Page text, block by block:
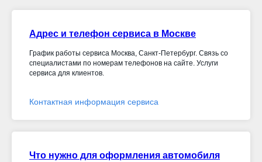
Адрес и телефон сервиса в Москве
График работы сервиса Москва, Санкт-Петербург. Связь со
специалистами по номерам телефонов на сайте. Услуги
сервиса для клиентов.
Контактная информация сервиса
Что нужно для оформления автомобиля